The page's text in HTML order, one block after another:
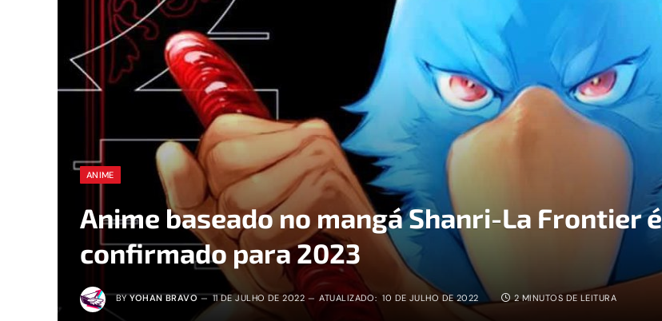
ANIME
Anime baseado no mangá Shanri-La Frontier é
confirmado para 2023
BY YOHAN BRAVO 11 DE JULHO DE 2022 ATUALIZADO: 10 DE JULHO DE 2022 2 MINUTOS DE LEITURA